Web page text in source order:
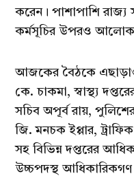
করেন। পাশাপাশি রাজ্য
কর্মসূচির উপরও
আজকের বৈঠকে
কে. চাকমা, স্বাস্থ্য
সচিব অপূর্ব রায়,
জি. মনচক ইপ্পার,
সহ বিভিন্ন দপ্তরের
উচ্চপদস্থ